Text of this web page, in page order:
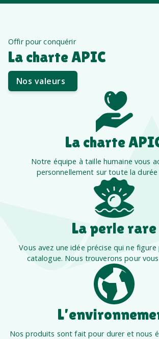
Offir pour conquérir
La charte APIC
Nos valeurs
La charte
Notre équipe à taille humaine vous
personnellement sur toute la
La perle rare
Vous avez une idée précise qui ne
catalogue. Nous trouverons pour
Nos produits sont fait pour durer et nous